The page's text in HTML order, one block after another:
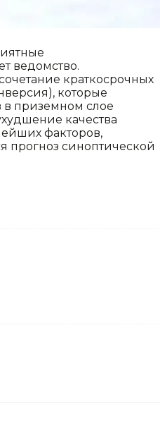
ведомство.
краткосрочных
которые
в приземном слое
качества
факторов,
прогноз синоптической